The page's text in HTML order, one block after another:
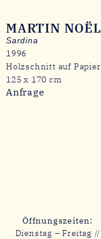
MARTIN NOËL
Sardina
1996
Holzschnitt auf Papier
125 x 170 cm
Anfrage
Öffnungszeiten:
Dienstag – Freitag //